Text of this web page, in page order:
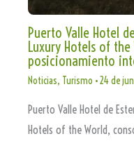
Puerto Valle Hotel
Luxury Hotels of
posicionamiento
Noticias, Turismo •24 de
Puerto Valle Hotel de
Hotels of the World,